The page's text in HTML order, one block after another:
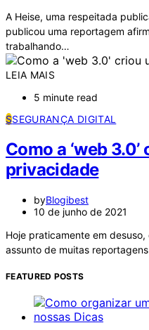
A Heise, uma respeitada
publicou uma reportagem
trabalhando…
LEIA MAIS
5 minute read
SSEGURANÇA DIGITAL
Como a ‘web
privacidade
byBlogibest
10 de junho de 2021
Hoje praticamente em
assunto de muitas
FEATURED POSTS